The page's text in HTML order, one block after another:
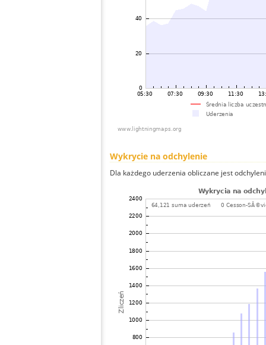
Wykrycie na odchylenie
Dla każdego uderzenia obliczane jest